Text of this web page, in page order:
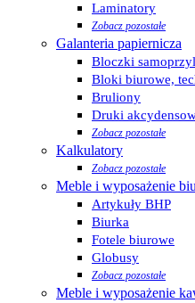
Laminatory
Zobacz pozostałe
Galanteria papiernicza
Bloczki
Bloki biurowe,
Bruliony
Druki
Zobacz pozostałe
Kalkulatory
Zobacz pozostałe
Meble i wyposażenie
Artykuły BHP
Biurka
Fotele biurowe
Globusy
Zobacz pozostałe
Meble i wyposażenie